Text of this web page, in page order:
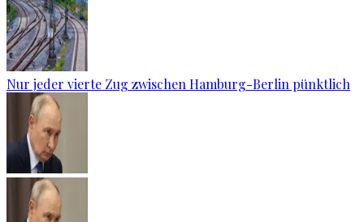
Nur jeder vierte Zug zwischen Hamburg-Berlin pünktlich